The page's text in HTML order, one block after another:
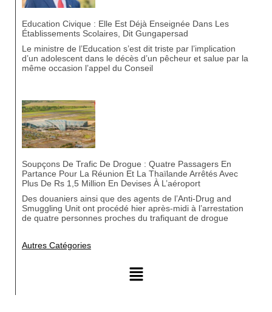
Education Civique : Elle Est Déjà Enseignée Dans Les
Établissements Scolaires, Dit Gungapersad
Le ministre de l’Education s’est dit triste par l’implication
d’un adolescent dans le décès d’un pêcheur et salue par la
même occasion l’appel du Conseil
Soupçons De Trafic De Drogue : Quatre Passagers En
Partance Pour La Réunion Et La Thaïlande Arrêtés Avec
Plus De Rs 1,5 Million En Devises À L’aéroport
Des douaniers ainsi que des agents de l’Anti-Drug and
Smuggling Unit ont procédé hier après-midi à l’arrestation
de quatre personnes proches du trafiquant de drogue
Autres Catégories